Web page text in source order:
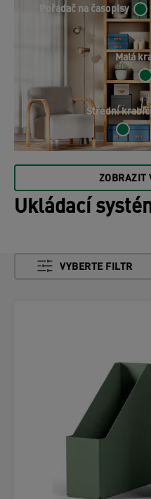
Pořadač na časopisy
Malá
Střední
ZOBRAZIT
Ukládací
VYBERTE FILTR